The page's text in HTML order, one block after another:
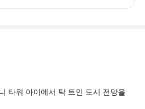
타워 아이에서 탁 트인 도시 전망을